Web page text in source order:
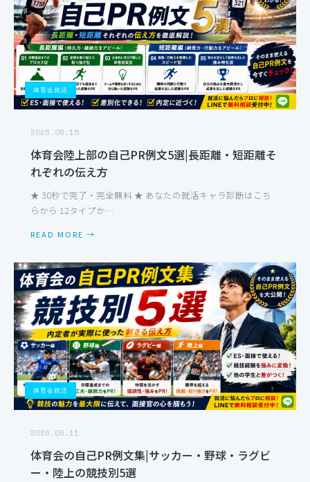
体育会就活
2026.06.15
体育会陸上部の自己PR例文5選|長距離・短距離そ
れぞれの伝え方
★ 30秒で完了・完全無料 ★ あなたの就活キャラ診断はこち
らから 12タイプか…
READ MORE →
体育会就活
2026.06.11
体育会の自己PR例文集|サッカー・野球・ラグビ
ー・陸上の競技別5選